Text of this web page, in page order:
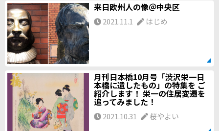
来日欧州人の像＠中央区
2021.11.1 はじめ
月刊日本橋10月号「渋沢栄一日
本橋に遺したもの」の特集を ご
紹介します！ 栄一の住居変遷を
追ってみました！
2021.10.31 桜やよい